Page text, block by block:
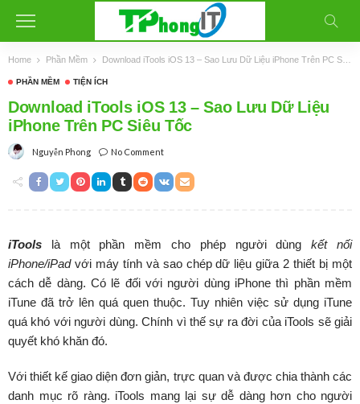
Home Phần Mềm Download iTools iOS 13 – Sao Lưu Dữ Liệu iPhone Trên PC Siêu Tốc
PHẦN MỀM TIỆN ÍCH
Download iTools iOS 13 – Sao Lưu Dữ Liệu
iPhone Trên PC Siêu Tốc
Nguyễn Phong No Comment
iTools là một phần mềm cho phép người dùngkết nối
iPhone/iPadvới máy tính và sao chép dữ liệu giữa 2 thiết bị một
cách dễ dàng. Có lẽ đối với người dùng iPhone thì phần mềm
iTune đã trở lên quá quen thuộc. Tuy nhiên việc sử dụng iTune
quá khó với người dùng. Chính vì thế sự ra đời của iTools sẽ giải
quyết khó khăn đó.
Với thiết kế giao diện đơn giản, trực quan và được chia thành các
danh mục rõ ràng. iTools mang lại sự dễ dàng hơn cho người